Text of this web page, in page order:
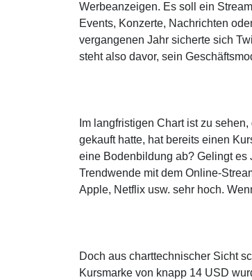
Werbeanzeigen. Es soll ein
Events, Konzerte, Nachrichten
vergangenen Jahr sicherte sich
steht also davor, sein
Im langfristigen Chart ist zu
gekauft hatte, hat bereits einen
eine Bodenbildung ab? Gelingt es
Trendwende mit dem Online-
Apple, Netflix usw. sehr hoch.
Doch aus charttechnischer Sicht
Kursmarke von knapp 14 USD